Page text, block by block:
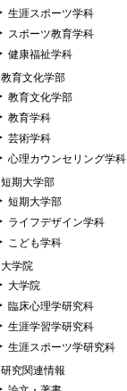
生涯スポーツ学科
スポーツ教育学科
健康福祉学科
教育文化学部
教育文化学部
教育学科
芸術学科
心理カウンセリング学科
短期大学部
短期大学部
ライフデザイン学科
こども学科
大学院
大学院
臨床心理学研究科
生涯学習学研究科
生涯スポーツ学研究科
研究関連情報